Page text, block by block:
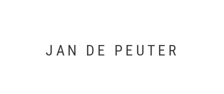
JAN DE PEUTER